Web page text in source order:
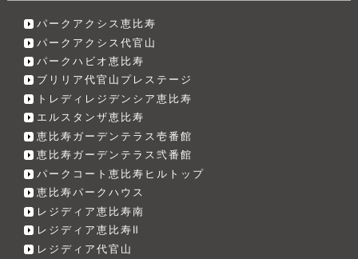
パークアクシス恵比寿
パークアクシス代官山
パークハビオ恵比寿
ブリリア代官山プレステージ
トレディレジデンシア恵比寿
エルスタンザ恵比寿
恵比寿ガーデンテラス壱番館
恵比寿ガーデンテラス弐番館
パークコート恵比寿ヒルトップ
恵比寿パークハウス
レジディア恵比寿南
レジディア恵比寿Ⅱ
レジディア代官山